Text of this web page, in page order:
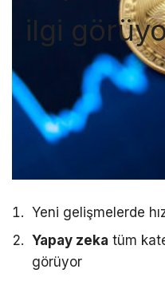
ilgi
Yeni gelişmelerde
Yapay zeka tüm
görüyor